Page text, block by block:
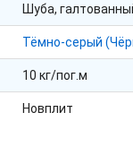
Шуба,
Тёмно-серый
10 кг/пог.м
Новплит